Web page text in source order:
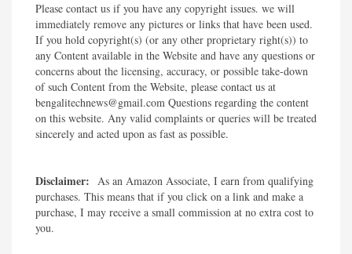
Please contact us if you have any copyright issues. we will
immediately remove any pictures or links that have been used.
If you hold copyright(s) (or any other proprietary right(s)) to
any Content available in the Website and have any questions or
concerns about the licensing, accuracy, or possible take-down
of such Content from the Website, please contact us at
bengalitechnews@gmail.com Questions regarding the content
on this website. Any valid complaints or queries will be treated
sincerely and acted upon as fast as possible.​
Disclaimer: As an Amazon Associate, I earn from qualifying
purchases. This means that if you click on a link and make a
purchase, I may receive a small commission at no extra cost to
you.